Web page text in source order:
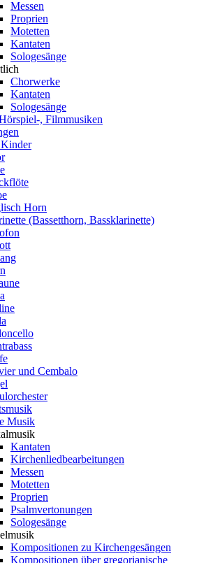
Messen
Proprien
Motetten
Kantaten
Sologesänge
Chorwerke
Kantaten
Sologesänge
, Filmmusiken
Horn
(Bassetthorn, Bassklarinette)
und Cembalo
Musik
Kantaten
Kirchenliedbearbeitungen
Messen
Motetten
Proprien
Psalmvertonungen
Sologesänge
Kompositionen zu Kirchengesängen
Kompositionen über gregorianische